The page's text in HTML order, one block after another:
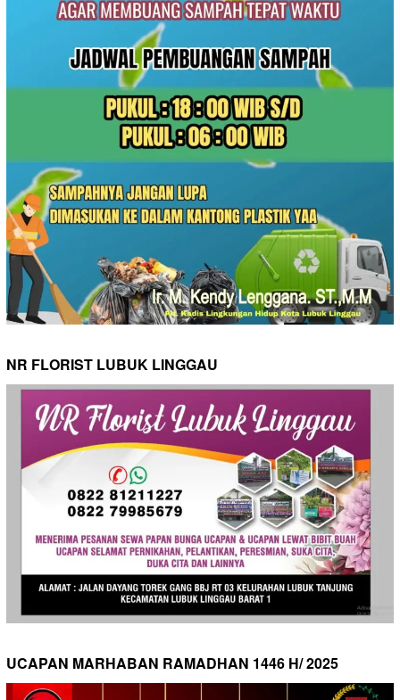
NR FLORIST LUBUK LINGGAU
UCAPAN MARHABAN RAMADHAN 1446 H/ 2025